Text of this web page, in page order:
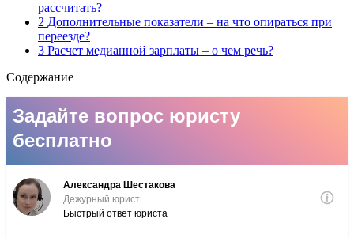
рассчитать?
2 Дополнительные показатели – на что опираться при
переезде?
3 Расчет медианной зарплаты – о чем речь?
Содержание